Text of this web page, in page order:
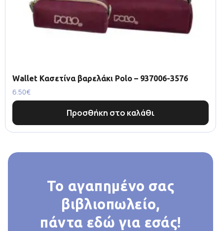
Wallet Κασετίνα βαρελάκι Polo – 937006-3576
6.50€
Προσθήκη στο καλάθι
Το αγαπημένο σας
βιβλιοπωλείο,
πάντα εδώ για εσάς!